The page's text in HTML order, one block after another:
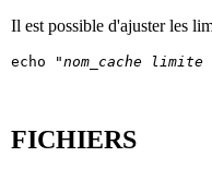
Il est possible d'ajuster les
echo "nom_cache limite
FICHIERS